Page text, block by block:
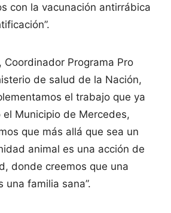
con la vacunación antirrábica
Coordinador Programa Pro
de salud de la Nación,
el trabajo que ya
Municipio de Mercedes,
que más allá que sea un
animal es una acción de
donde creemos que una
una familia sana”.